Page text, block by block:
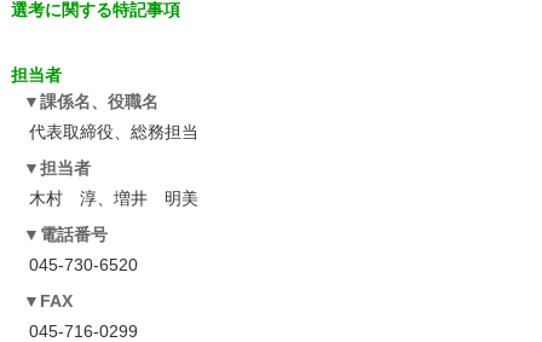
選考に関する特記事項
担当者
課係名、役職名
代表取締役、総務担当
担当者
木村 淳、増井 明美
電話番号
045-730-6520
FAX
045-716-0299